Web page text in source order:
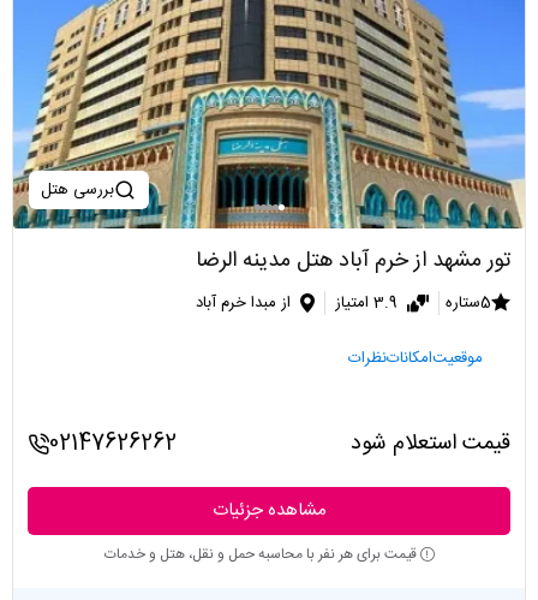
بررسی هتل
تور مشهد از خرم آباد هتل مدینه الرضا
5ستاره 3.9 امتیاز از مبدا خرم آباد
موقعیتامکاناتنظرات
قیمت استعلام شود 02147626262
مشاهده جزئیات
قیمت برای هر نفر با محاسبه حمل و نقل، هتل و خدمات